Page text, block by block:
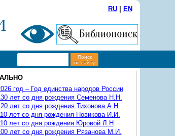
RU| EN
Поиск
по сайту
год – Год единства народов России
лет со дня рождения Семенова Н.Н.
лет со дня рождения Тихонова А.Н.
лет со дня рождения Новикова И.И.
лет со дня рождения Юровой Л.Н
лет со дня рождения Рязанова М.И.